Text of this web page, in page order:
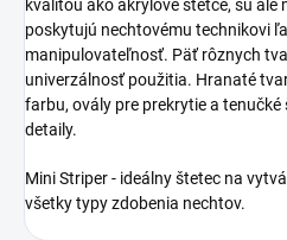
kvalitou ako akrylové štetce, sú
poskytujú nechtovému technikovi
manipulovateľnosť. Päť rôznych
univerzálnosť použitia. Hranaté
farbu, ovály pre prekrytie a tenučké
detaily.
Mini Striper - ideálny štetec na
všetky typy zdobenia nechtov.